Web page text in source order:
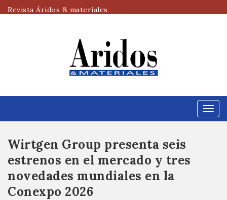
Revista Áridos & materiales
Menú
Wirtgen Group presenta seis
estrenos en el mercado y tres
novedades mundiales en la
Conexpo 2026